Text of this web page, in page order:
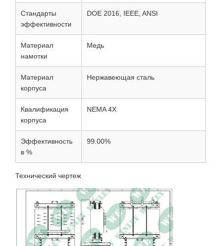
Стандарты
эффективности
DOE 2016, IEEE, ANSI
Материал
намотки
Медь
Материал
корпуса
Нержавеющая сталь
Квалификация
корпуса
NEMA 4X
Эффективность
в %
99.00%
Технический чертеж